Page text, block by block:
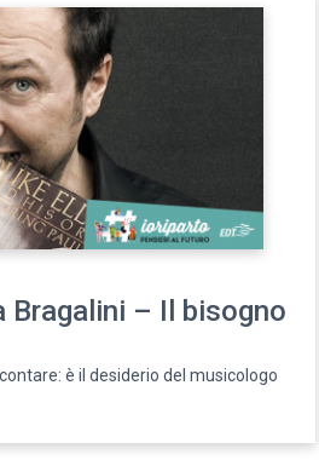
Bragalini – Il bisogno
è il desiderio del musicologo